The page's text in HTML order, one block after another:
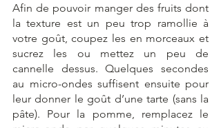
Afin de pouvoir manger des fruits dont
la texture est un peu trop ramollie à
votre goût, coupez les en morceaux et
sucrez les ou mettez un peu de
cannelle dessus. Quelques secondes
au micro-ondes suffisent ensuite pour
leur donner le goût d’une tarte (sans la
pâte). Pour la pomme, remplacez le